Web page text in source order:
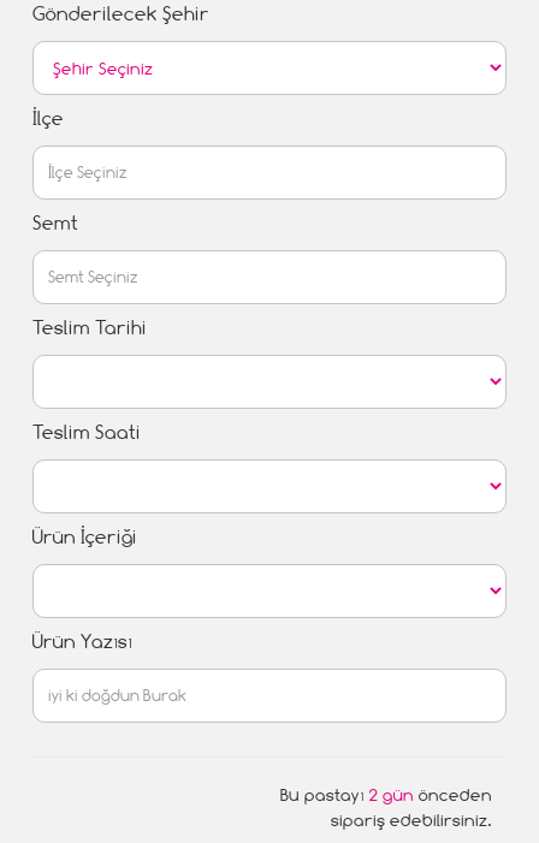
Gönderilecek Şehir
İlçe
Semt
Teslim Tarihi
Teslim Saati
Ürün İçeriği
Ürün Yazısı
Bu pastayı 2 gün önceden
sipariş edebilirsiniz.